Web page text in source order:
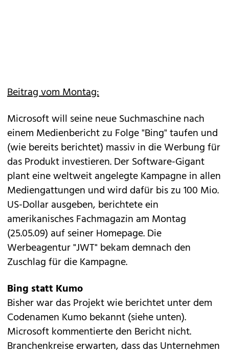
Beitrag vom Montag:
Microsoft will seine neue Suchmaschine nach
einem Medienbericht zu Folge "Bing" taufen und
(wie bereits berichtet) massiv in die Werbung für
das Produkt investieren. Der Software-Gigant
plant eine weltweit angelegte Kampagne in allen
Mediengattungen und wird dafür bis zu 100 Mio.
US-Dollar ausgeben, berichtete ein
amerikanisches Fachmagazin am Montag
(25.05.09) auf seiner Homepage. Die
Werbeagentur "JWT" bekam demnach den
Zuschlag für die Kampagne.
Bing statt Kumo
Bisher war das Projekt wie berichtet unter dem
Codenamen Kumo bekannt (siehe unten).
Microsoft kommentierte den Bericht nicht.
Branchenkreise erwarten, dass das Unternehmen